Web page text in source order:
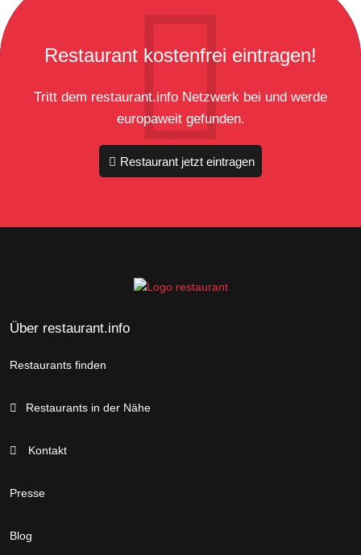
Restaurant kostenfrei eintragen!
Tritt dem restaurant.info Netzwerk bei und werde
europaweit gefunden.
Restaurant jetzt eintragen
Über restaurant.info
Restaurants finden
Restaurants in der Nähe
Kontakt
Presse
Blog